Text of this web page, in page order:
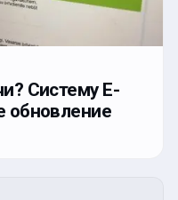
Систему E-
обновление